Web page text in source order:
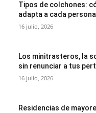
Tipos de colchones:
adapta a cada persona
16 julio, 2026
Los minitrasteros, la
sin renunciar a tus
16 julio, 2026
Residencias de